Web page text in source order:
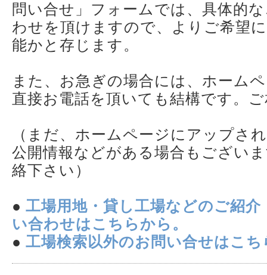
問い合せ」フォームでは、具体的
わせを頂けますので、よりご希望
能かと存じます。
また、お急ぎの場合には、ホーム
直接お電話を頂いても結構です。
（まだ、ホームページにアップさ
公開情報などがある場合もござい
絡下さい）
● 工場用地・貸し工場などのご紹
い合わせはこちらから。
● 工場検索以外のお問い合せはこち